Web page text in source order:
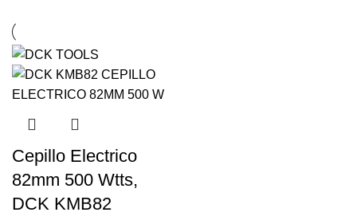
Cepillo Electrico
82mm 500 Wtts,
DCK KMB82